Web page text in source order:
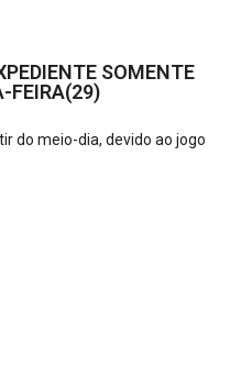
SOMENTE
FEIRA(29)
do meio-dia, devido ao jogo